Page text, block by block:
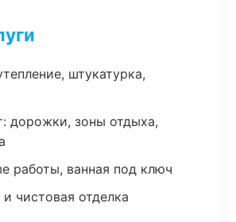
штукатурка,
дорожки, зоны отдыха,
работы, ванная под ключ
чистовая отделка